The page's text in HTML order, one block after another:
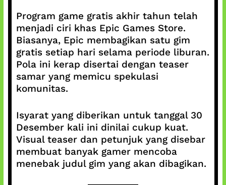
Program game gratis akhir tahun telah
menjadi ciri khas Epic Games Store.
Biasanya, Epic membagikan satu gim
gratis setiap hari selama periode liburan.
Pola ini kerap disertai dengan teaser
samar yang memicu spekulasi
komunitas.
Isyarat yang diberikan untuk tanggal 30
Desember kali ini dinilai cukup kuat.
Visual teaser dan petunjuk yang disebar
membuat banyak gamer mencoba
menebak judul gim yang akan dibagikan.